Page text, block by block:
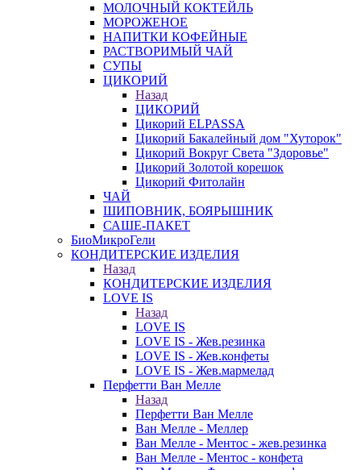
МОЛОЧНЫЙ КОКТЕЙЛЬ
МОРОЖЕНОЕ
НАПИТКИ КОФЕЙНЫЕ
РАСТВОРИМЫЙ ЧАЙ
СУПЫ
ЦИКОРИЙ
Назад
ЦИКОРИЙ
Цикорий ELPASSA
Цикорий Бакалейный дом "Хуторок"
Цикорий Вокруг Света "Здоровье"
Цикорий Золотой корешок
Цикорий Фитолайн
ЧАЙ
ШИПОВНИК, БОЯРЫШНИК
САШЕ-ПАКЕТ
БиоМикроГели
КОНДИТЕРСКИЕ ИЗДЕЛИЯ
Назад
КОНДИТЕРСКИЕ ИЗДЕЛИЯ
LOVE IS
Назад
LOVE IS
LOVE IS - Жев.резинка
LOVE IS - Жев.конфеты
LOVE IS - Жев.мармелад
Перфетти Ван Мелле
Назад
Перфетти Ван Мелле
Ван Мелле - Меллер
Ван Мелле - Ментос - жев.резинка
Ван Мелле - Ментос - конфета